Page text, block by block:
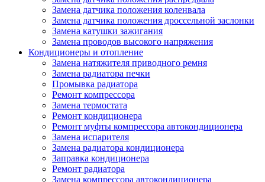
Замена датчика положения коленвала
Замена датчика положения дроссельной заслонки
Замена катушки зажигания
Замена проводов высокого напряжения
Кондиционеры и отопление
Замена натяжителя приводного ремня
Замена радиатора печки
Промывка радиатора
Ремонт компрессора
Замена термостата
Ремонт кондиционера
Ремонт муфты компрессора автокондиционера
Замена испарителя
Замена радиатора кондиционера
Заправка кондиционера
Ремонт радиатора
Замена компрессора автокондиционера